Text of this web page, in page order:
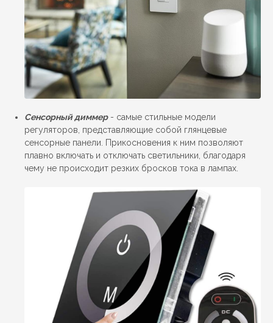
Сенсорный диммер- самые стильные модели
регуляторов, представляющие собой глянцевые
сенсорные панели. Прикосновения к ним позволяют
плавно включать и отключать светильники, благодаря
чему не происходит резких бросков тока в лампах.